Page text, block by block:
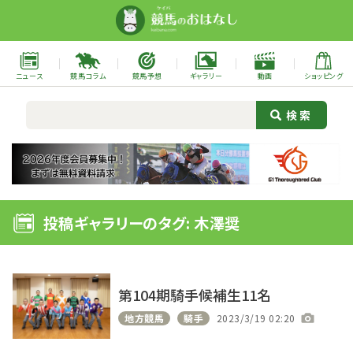
ニュース 競馬コラム 競馬予想 ギャラリー 動画 ショッピング
投稿ギャラリーのタグ: 木澤奨
第104期騎手候補生11名
地方競馬 騎手 2023/3/19 02:20